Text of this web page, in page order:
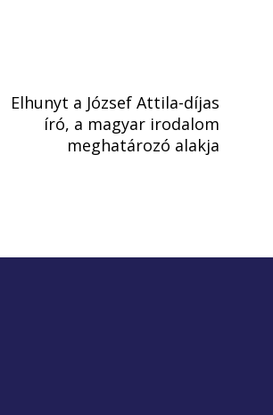
Elhunyt a József Attila-díjas
író, a magyar irodalom
meghatározó alakja